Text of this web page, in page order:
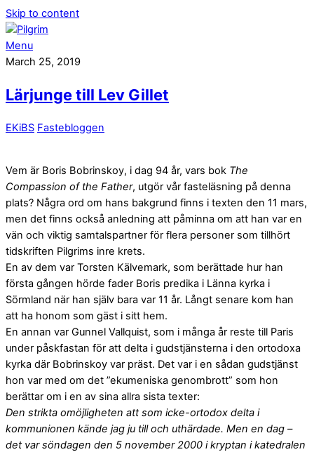
Skip to content
Menu
March 25, 2019
Lärjunge till Lev Gillet
EKiBS Fastebloggen
Vem är Boris Bobrinskoy, i dag 94 år, vars bok The
Compassion of the Father, utgör vår fasteläsning på denna
plats? Några ord om hans bakgrund finns i texten den 11 mars,
men det finns också anledning att påminna om att han var en
vän och viktig samtalspartner för flera personer som tillhört
tidskriften Pilgrims inre krets.
En av dem var Torsten Kälvemark, som berättade hur han
första gången hörde fader Boris predika i Länna kyrka i
Sörmland när han själv bara var 11 år. Långt senare kom han
att ha honom som gäst i sitt hem.
En annan var Gunnel Vallquist, som i många år reste till Paris
under påskfastan för att delta i gudstjänsterna i den ortodoxa
kyrka där Bobrinskoy var präst. Det var i en sådan gudstjänst
hon var med om det ”ekumeniska genombrott” som hon
berättar om i en av sina allra sista texter:
Den strikta omöjligheten att som icke-ortodox delta i
kommunionen kände jag ju till och uthärdade. Men en dag –
det var söndagen den 5 november 2000 i kryptan i katedralen